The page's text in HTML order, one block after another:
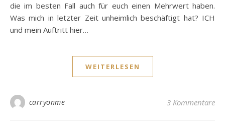
die im besten Fall auch für euch einen Mehrwert haben.
Was mich in letzter Zeit unheimlich beschäftigt hat? ICH
und mein Auftritt hier…
WEITERLESEN
carryonme 3 Kommentare